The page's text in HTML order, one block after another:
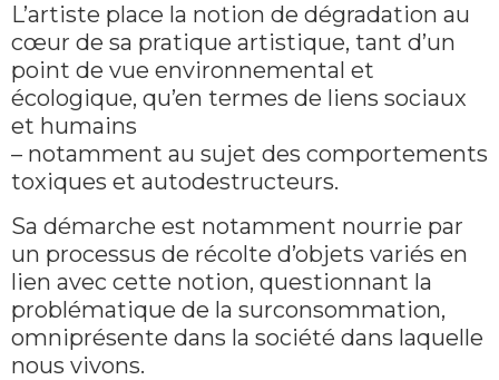
L’artiste place la notion de dégradation au
cœur de sa pratique artistique, tant d’un
point de vue environnemental et
écologique, qu’en termes de liens sociaux
et humains
– notamment au sujet des comportements
toxiques et autodestructeurs.
Sa démarche est notamment nourrie par
un processus de récolte d’objets variés en
lien avec cette notion, questionnant la
problématique de la surconsommation,
omniprésente dans la société dans laquelle
nous vivons.